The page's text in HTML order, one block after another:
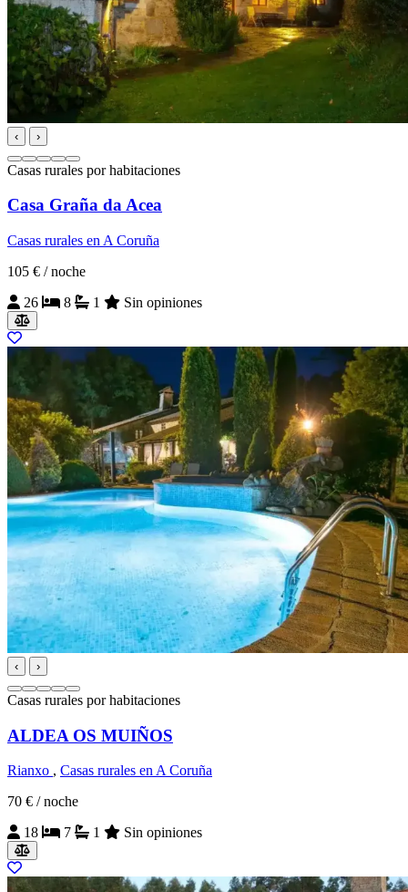
‹ ›
Casas rurales por habitaciones
Casa Graña da Acea
Casas rurales en A Coruña
105 € / noche
26
8 1 Sin opiniones
‹ ›
Casas rurales por habitaciones
ALDEA OS MUIÑOS
Rianxo , Casas rurales en A Coruña
70 € / noche
18
7 1 Sin opiniones